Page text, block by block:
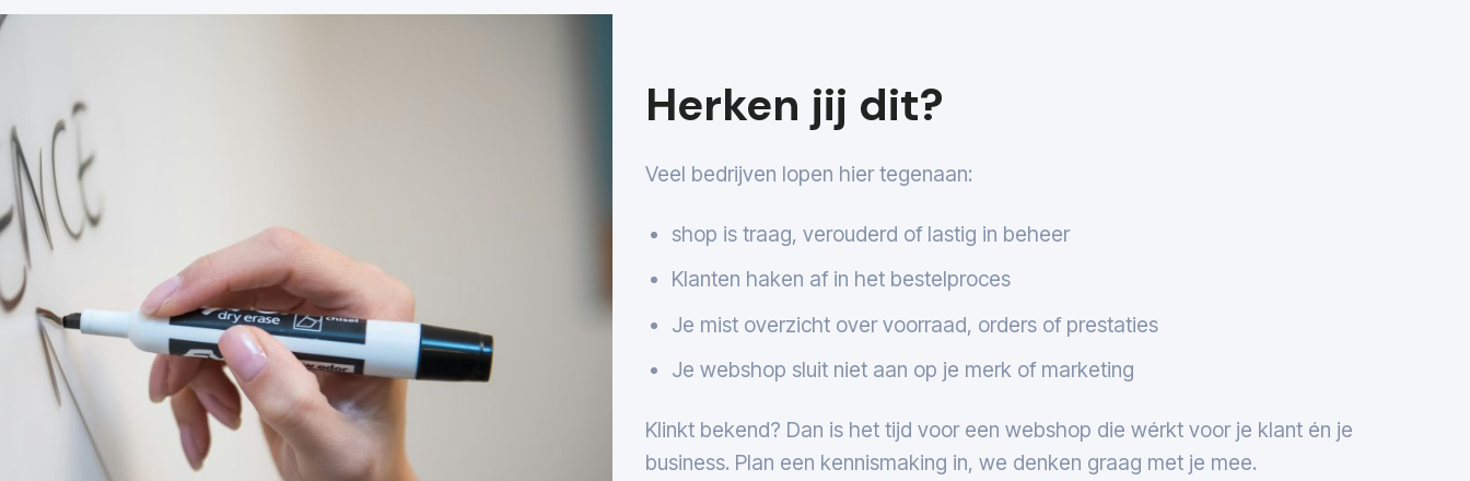
Herken jij dit?
Veel bedrijven lopen hier tegenaan:
shop is traag, verouderd of lastig in beheer
Klanten haken af in het bestelproces
Je mist overzicht over voorraad, orders of prestaties
Je webshop sluit niet aan op je merk of marketing
Klinkt bekend? Dan is het tijd voor een webshop die wérkt voor je klant én je
business. Plan een kennismaking in, we denken graag met je mee.